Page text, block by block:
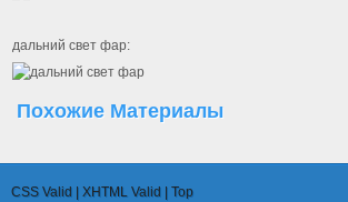
дальний свет фар:
Похожие Материалы
CSS Valid | XHTML Valid | Top